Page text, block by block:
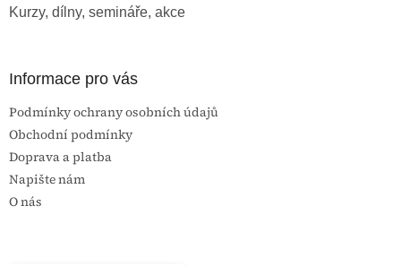
Kurzy, dílny, semináře, akce
Informace pro vás
Podmínky ochrany osobních údajů
Obchodní podmínky
Doprava a platba
Napište nám
O nás